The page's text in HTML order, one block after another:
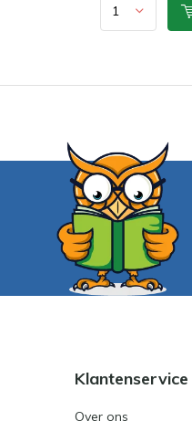
Klantenservice
Over ons